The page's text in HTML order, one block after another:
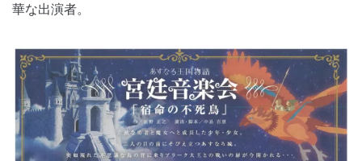
華な出演者。